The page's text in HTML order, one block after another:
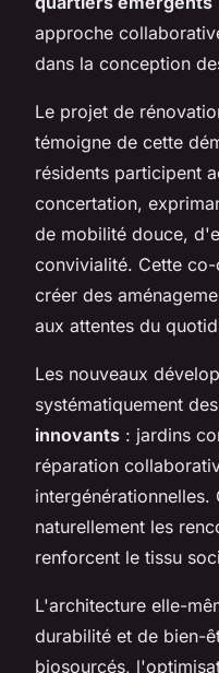
approche
dans la conception
Le projet de
témoigne de cette
résidents participent
concertation,
de mobilité douce,
convivialité. Cette
créer des
aux attentes du
Les nouveaux
systématiquement des
innovants : jardins
réparation
naturellement les
renforcent le tissu
L'architecture elle-
durabilité et de bien-
biosourcés,